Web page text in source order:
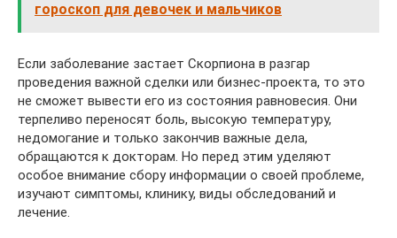
гороскоп для девочек и мальчиков
Если заболевание застает Скорпиона в разгар
проведения важной сделки или бизнес-проекта, то это
не сможет вывести его из состояния равновесия. Они
терпеливо переносят боль, высокую температуру,
недомогание и только закончив важные дела,
обращаются к докторам. Но перед этим уделяют
особое внимание сбору информации о своей проблеме,
изучают симптомы, клинику, виды обследований и
лечение.